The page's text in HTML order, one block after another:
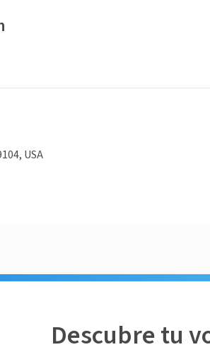
USA
Descubre tu